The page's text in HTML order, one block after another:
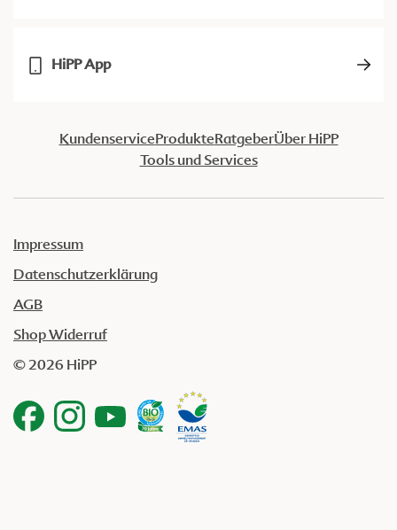
HiPP App
KundenserviceProdukteRatgeberÜber HiPP
Tools und Services
Impressum
Datenschutzerklärung
AGB
Shop Widerruf
© 2026 HiPP